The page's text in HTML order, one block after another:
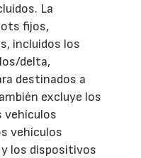
La
fijos,
incluidos los
delta,
destinados a
excluye los
vehículos
vehículos
los dispositivos